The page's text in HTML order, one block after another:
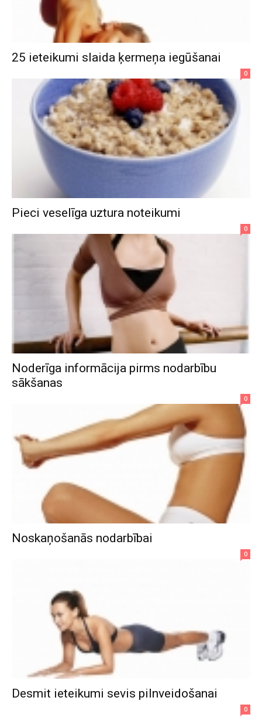
25 ieteikumi slaida ķermeņa iegūšanai
0
Pieci veselīga uztura noteikumi
0
Noderīga informācija pirms nodarbību
sākšanas
0
Noskaņošanās nodarbībai
0
Desmit ieteikumi sevis pilnveidošanai
0